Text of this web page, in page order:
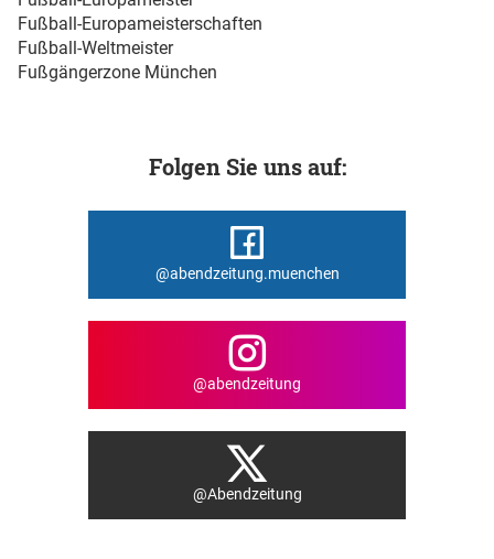
Fußball-Europameisterschaften
Fußball-Weltmeister
Fußgängerzone München
Folgen Sie uns auf:
@abendzeitung.muenchen
@abendzeitung
@Abendzeitung